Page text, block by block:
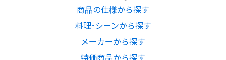
商品の仕様から探す
料理･シーンから探す
メーカーから探す
特価商品から探す